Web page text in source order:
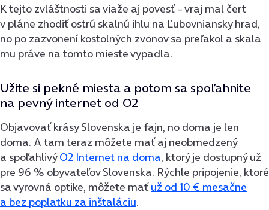
K tejto zvláštnosti sa viaže aj povesť – vraj mal čert
v pláne zhodiť ostrú skalnú ihlu na Ľubovniansky hrad,
no po zazvonení kostolných zvonov sa preľakol a skala
mu práve na tomto mieste vypadla.
Užite si pekné miesta a potom sa spoľahnite
na pevný internet od O2
Objavovať krásy Slovenska je fajn, no doma je len
doma. A tam teraz môžete mať aj neobmedzený
a spoľahlivýO2 Internet na doma, ktorý je dostupný už
pre 96 % obyvateľov Slovenska. Rýchle pripojenie, ktoré
sa vyrovná optike, môžete maťuž od 10 € mesačne
a bez poplatku za inštaláciu.